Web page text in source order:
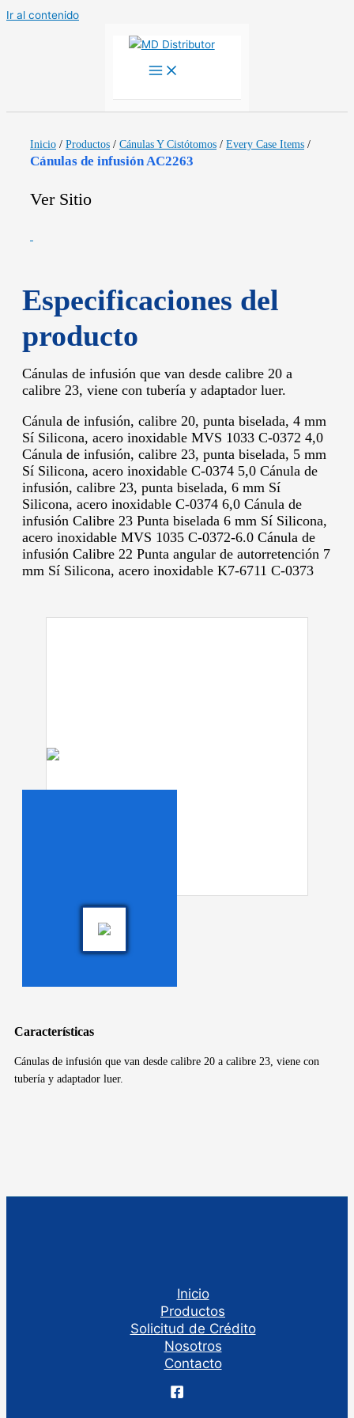
Ir al contenido
Inicio / Productos / Cánulas Y Cistótomos / Every Case Items /
Cánulas de infusión AC2263
Ver Sitio
Especificaciones del
producto
Cánulas de infusión que van desde calibre 20 a
calibre 23, viene con tubería y adaptador luer.
Cánula de infusión, calibre 20, punta biselada, 4 mm
Sí Silicona, acero inoxidable MVS 1033 C-0372 4,0
Cánula de infusión, calibre 23, punta biselada, 5 mm
Sí Silicona, acero inoxidable C-0374 5,0 Cánula de
infusión, calibre 23, punta biselada, 6 mm Sí
Silicona, acero inoxidable C-0374 6,0 Cánula de
infusión Calibre 23 Punta biselada 6 mm Sí Silicona,
acero inoxidable MVS 1035 C-0372-6.0 Cánula de
infusión Calibre 22 Punta angular de autorretención 7
mm Sí Silicona, acero inoxidable K7-6711 C-0373
Características
Cánulas de infusión que van desde calibre 20 a calibre 23, viene con
tubería y adaptador luer.
Inicio
Productos
Solicitud de Crédito
Nosotros
Contacto